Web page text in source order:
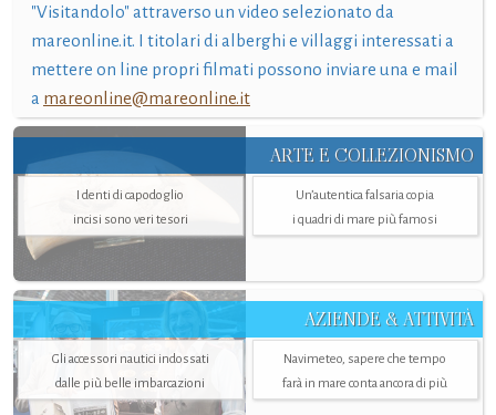
"Visitandolo" attraverso un video selezionato da
mareonline.it. I titolari di alberghi e villaggi interessati a
mettere on line propri filmati possono inviare una e mail
a mareonline@mareonline.it
ARTE E COLLEZIONISMO
I denti di capodoglio
incisi sono veri tesori
Un’autentica falsaria copia
i quadri di mare più famosi
AZIENDE & ATTIVITÀ
Gli accessori nautici indossati
dalle più belle imbarcazioni
Navimeteo, sapere che tempo
farà in mare conta ancora di più